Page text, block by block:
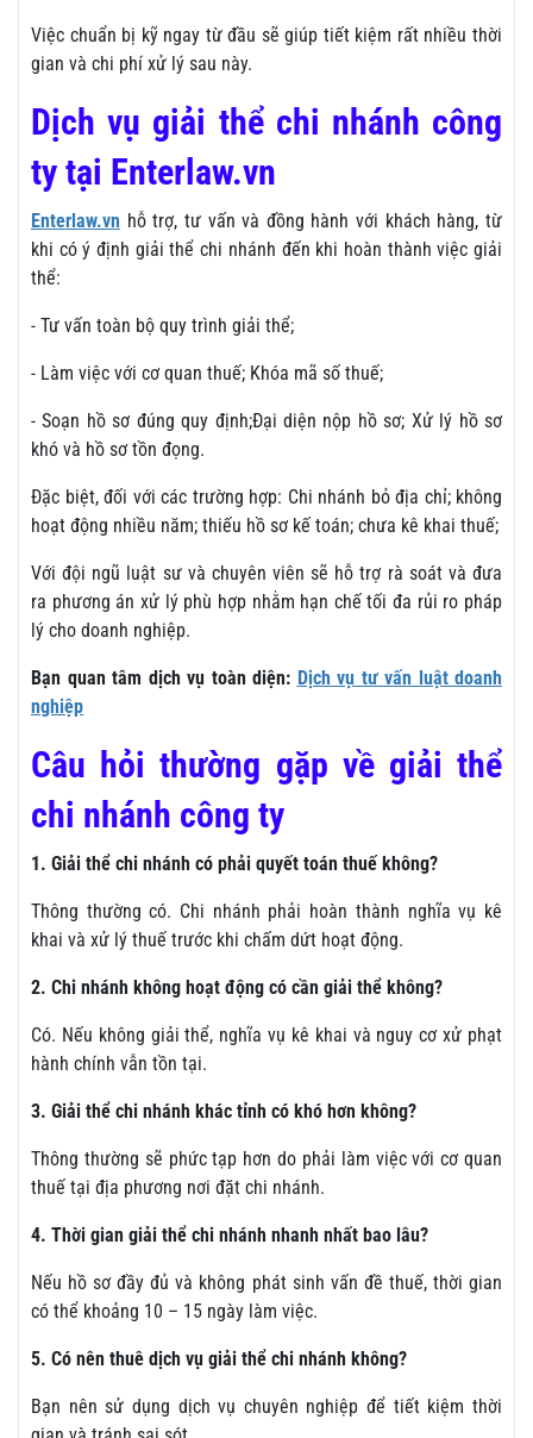
Việc chuẩn bị kỹ ngay từ đầu sẽ giúp tiết kiệm rất nhiều thời
gian và chi phí xử lý sau này.
Dịch vụ giải thể chi nhánh công
ty tại Enterlaw.vn
Enterlaw.vn hỗ trợ, tư vấn và đồng hành với khách hàng, từ
khi có ý định giải thể chi nhánh đến khi hoàn thành việc giải
thể:
- Tư vấn toàn bộ quy trình giải thể;
- Làm việc với cơ quan thuế; Khóa mã số thuế;
- Soạn hồ sơ đúng quy định;Đại diện nộp hồ sơ; Xử lý hồ sơ
khó và hồ sơ tồn đọng.
Đặc biệt, đối với các trường hợp: Chi nhánh bỏ địa chỉ; không
hoạt động nhiều năm; thiếu hồ sơ kế toán; chưa kê khai thuế;
Với đội ngũ luật sư và chuyên viên sẽ hỗ trợ rà soát và đưa
ra phương án xử lý phù hợp nhằm hạn chế tối đa rủi ro pháp
lý cho doanh nghiệp.
Bạn quan tâm dịch vụ toàn diện: Dịch vụ tư vấn luật doanh
nghiệp
Câu hỏi thường gặp về giải thể
chi nhánh công ty
1. Giải thể chi nhánh có phải quyết toán thuế không?
Thông thường có. Chi nhánh phải hoàn thành nghĩa vụ kê
khai và xử lý thuế trước khi chấm dứt hoạt động.
2. Chi nhánh không hoạt động có cần giải thể không?
Có. Nếu không giải thể, nghĩa vụ kê khai và nguy cơ xử phạt
hành chính vẫn tồn tại.
3. Giải thể chi nhánh khác tỉnh có khó hơn không?
Thông thường sẽ phức tạp hơn do phải làm việc với cơ quan
thuế tại địa phương nơi đặt chi nhánh.
4. Thời gian giải thể chi nhánh nhanh nhất bao lâu?
Nếu hồ sơ đầy đủ và không phát sinh vấn đề thuế, thời gian
có thể khoảng 10 – 15 ngày làm việc.
5. Có nên thuê dịch vụ giải thể chi nhánh không?
Bạn nên sử dụng dịch vụ chuyên nghiệp để tiết kiệm thời